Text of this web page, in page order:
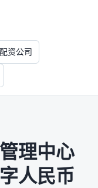
资公司
理中心
人民币